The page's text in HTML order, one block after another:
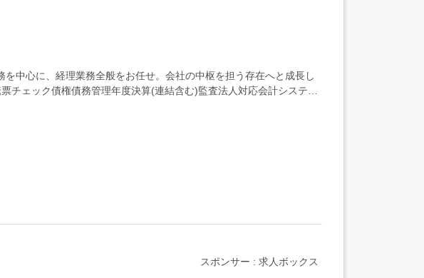
中心に、経理業務全般をお任せ。会社の中枢を担う存在へと成長し
チェック債権債務管理年度決算(連結含む)監査法人対応会計システム
スポンサー : 求人ボックス